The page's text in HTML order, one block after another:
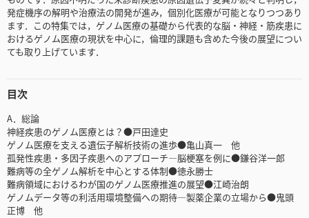
発症機序の解明や治療法の開発が進み，個別化医療が可能となりつつあり
ます．この特集では，ゲノム医療の基礎から代表的な脳・神経・筋疾患に
おけるゲノム医療の現状を中心に，倫理的課題も含めた今後の展望につい
ても取り上げています．
目次
A．総論
神経疾患のゲノム医療とは？●戸田達史
ゲノム医療を支える遺伝子解析技術の進歩●亀山真一 他
孤発性疾患・多因子疾患へのアプローチ―脳梗塞を例に●鎌谷洋一郎
難病等の全ゲノム解析を中心とする体制●徳永勝士
難病領域におけるわが国のゲノム医療推進の展望●江崎治朗
ゲノムデータ等の利活用環境整備への期待―製薬企業の立場から●鬼頭
正博 他